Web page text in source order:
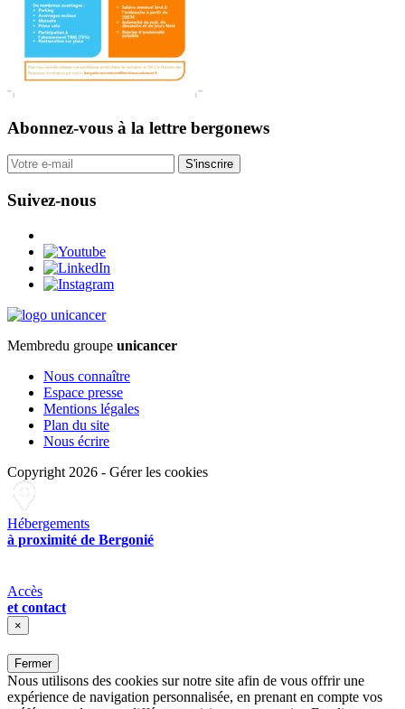
Abonnez-vous à la lettre bergonews
S'inscrire
Suivez-nous
Membredu groupe unicancer
Nous connaître
Espace presse
Mentions légales
Plan du site
Nous écrire
Copyright 2026 - Gérer les cookies
Hébergements
à proximité de Bergonié
Accès
et contact
×
Fermer
Nous utilisons des cookies sur notre site afin de vous offrir une
expérience de navigation personnalisée, en prenant en compte vos